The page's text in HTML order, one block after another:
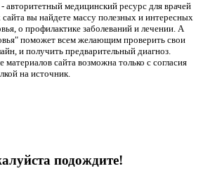
медицинский ресурс для врачей
вы найдете массу полезных и интересных
о профилактике заболеваний и лечении. А
поможет всем желающим проверить свои
и получить предварительный диагноз.
материалов сайта возможна только с согласия
на источник.
подождите!